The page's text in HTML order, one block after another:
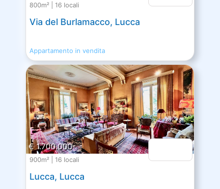
800m² | 16 locali
Via del Burlamacco, Lucca
Appartamento in vendita
€ 1.700.000
900m² | 16 locali
Lucca, Lucca